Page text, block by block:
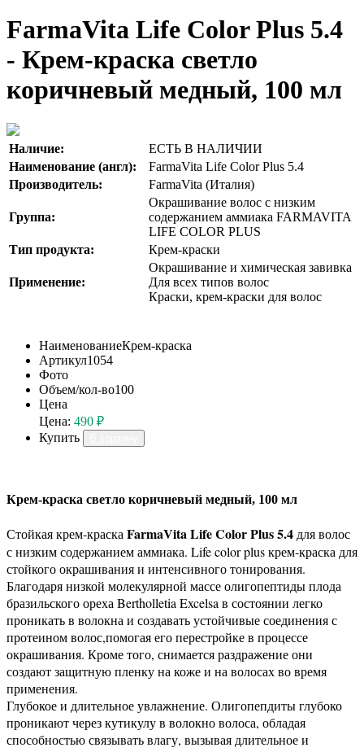
FarmaVita Life Color Plus 5.4
- Крем-краска светло
коричневый медный, 100 мл
Наличие:
ЕСТЬ В НАЛИЧИИ
Наименование (англ):
FarmaVita Life Color Plus 5.4
Производитель:
FarmaVita (Италия)
Группа:
Окрашивание волос с низким
содержанием аммиака FARMAVITA
LIFE COLOR PLUS
Тип продукта:
Крем-краски
Применение:
Окрашивание и химическая завивка
Для всех типов волос
Краски, крем-краски для волос
НаименованиеКрем-краска
Артикул1054
Фото
Объем/кол-во100
Цена
Цена: 490 ₽
Купить
Крем-краска светло коричневый медный, 100 мл
Стойкая крем-краска FarmaVita Life Color Plus 5.4 для волос
с низким содержанием аммиака. Life color plus крем-краска для
стойкого окрашивания и интенсивного тонирования.
Благодаря низкой молекулярной массе олигопептиды плода
бразильского ореха Bertholletia Excelsa в состоянии легко
проникать в волокна и создавать устойчивые соединения с
протеином волос,помогая его перестройке в процессе
окрашивания. Кроме того, снимается раздражение они
создают защитную пленку на коже и на волосах во время
применения.
Глубокое и длительное увлажнение. Олигопепдиты глубоко
проникают через кутикулу в волокно волоса, обладая
способностью связывать влагу, вызывая длительное и